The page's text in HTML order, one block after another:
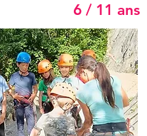
6 / 11 ans